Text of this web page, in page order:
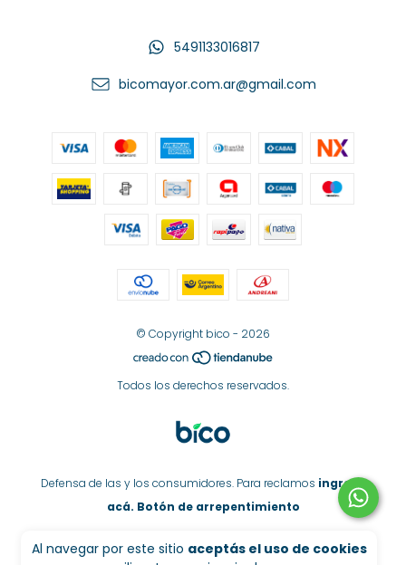
Al navegar por este sitio aceptás el uso de cookies
5491133016817
bicomayor.com.ar@gmail.com
© Copyright bico - 2026
Todos los derechos reservados.
Defensa de las y los consumidores. Para reclamos ingresá
acá. Botón de arrepentimiento